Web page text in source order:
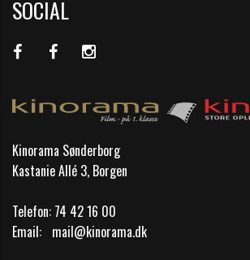
SOCIAL
Kinorama Sønderborg
Kastanie Allé 3, Borgen
Telefon: 74 42 16 00
Email: mail@kinorama.dk